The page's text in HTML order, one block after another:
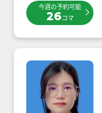
今週の予約可能
26コマ